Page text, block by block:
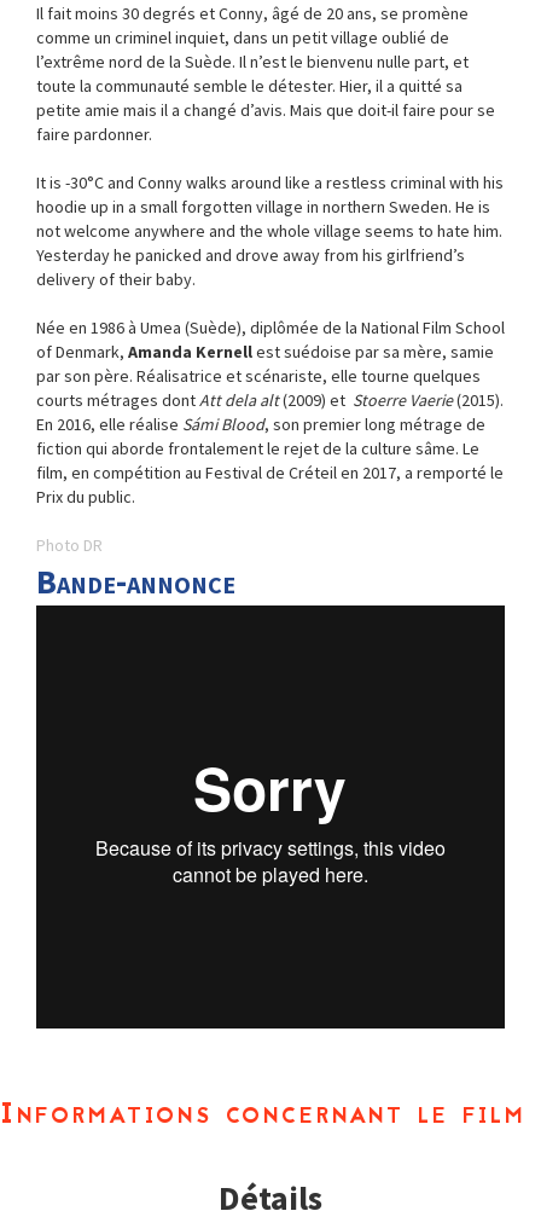
Il fait moins 30 degrés et Conny, âgé de 20 ans, se promène
comme un criminel inquiet, dans un petit village oublié de
l’extrême nord de la Suède. Il n’est le bienvenu nulle part, et
toute la communauté semble le détester. Hier, il a quitté sa
petite amie mais il a changé d’avis. Mais que doit-il faire pour se
faire pardonner.
It is -30°C and Conny walks around like a restless criminal with his
hoodie up in a small forgotten village in northern Sweden. He is
not welcome anywhere and the whole village seems to hate him.
Yesterday he panicked and drove away from his girlfriend’s
delivery of their baby.
Née en 1986 à Umea (Suède), diplômée de la National Film School
of Denmark, Amanda Kernellest suédoise par sa mère, samie
par son père. Réalisatrice et scénariste, elle tourne quelques
courts métrages dontAtt dela alt(2009) et Stoerre Vaerie(2015).
En 2016, elle réalise Sámi Blood, son premier long métrage de
fiction qui aborde frontalement le rejet de la culture sâme. Le
film, en compétition au Festival de Créteil en 2017, a remporté le
Prix du public.
Photo DR
Bande-annonce
Informations concernant le film
Détails